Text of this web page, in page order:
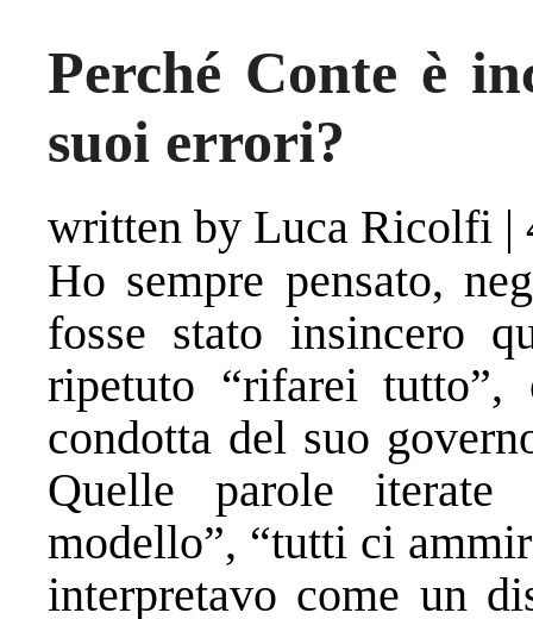
Perché Conte è
suoi errori?
written by Luca Ricolfi |
Ho sempre pensato,
fosse stato insincero
ripetuto “rifarei tutto”,
condotta del suo
Quelle parole
modello”, “tutti ci
interpretavo come un